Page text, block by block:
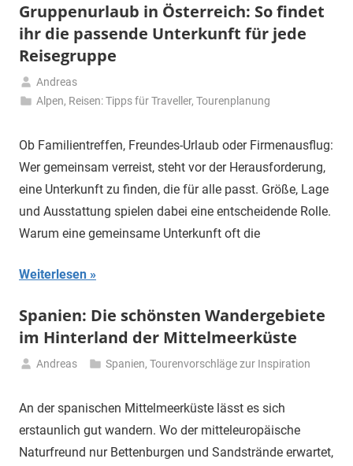
Gruppenurlaub in Österreich: So findet
ihr die passende Unterkunft für jede
Reisegruppe
15.
2026
Andreas
Alpen, Reisen: Tipps für Traveller,Tourenplanung
Ob Familientreffen, Freundes-Urlaub oder Firmenausflug:
Wer gemeinsam verreist, steht vor der Herausforderung,
eine Unterkunft zu finden, die für alle passt. Größe, Lage
und Ausstattung spielen dabei eine entscheidende Rolle.
Warum eine gemeinsame Unterkunft oft die
Weiterlesen
Spanien: Die schönsten Wandergebiete
im Hinterland der Mittelmeerküste
April
Andreas Spanien,Tourenvorschläge zur Inspiration
An der spanischen Mittelmeerküste lässt es sich
erstaunlich gut wandern. Wo der mitteleuropäische
Naturfreund nur Bettenburgen und Sandstrände erwartet,